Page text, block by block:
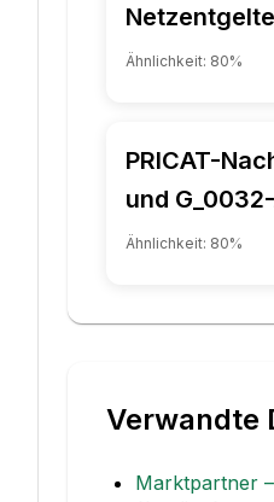
Ähnlichkeit: 80%
PRICAT-
und
Ähnlichkeit: 80%
Verwandte
Marktpartner